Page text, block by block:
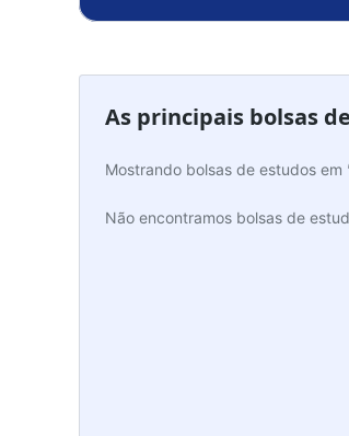
As principais bolsas
Mostrando bolsas de estudos em
Não encontramos bolsas de